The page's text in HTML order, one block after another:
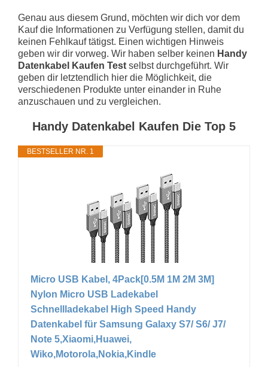
Genau aus diesem Grund, möchten wir dich vor dem
Kauf die Informationen zu Verfügung stellen, damit du
keinen Fehlkauf tätigst. Einen wichtigen Hinweis
geben wir dir vorweg. Wir haben selber keinen Handy
Datenkabel Kaufen Test selbst durchgeführt. Wir
geben dir letztendlich hier die Möglichkeit, die
verschiedenen Produkte unter einander in Ruhe
anzuschauen und zu vergleichen.
Handy Datenkabel Kaufen Die Top 5
BESTSELLER NR. 1
Micro USB Kabel, 4Pack[0.5M 1M 2M 3M]
Nylon Micro USB Ladekabel
Schnellladekabel High Speed Handy
Datenkabel für Samsung Galaxy S7/ S6/ J7/
Note 5,Xiaomi,Huawei,
Wiko,Motorola,Nokia,Kindle